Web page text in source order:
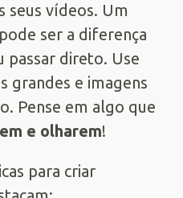
seus vídeos. Um
ser a diferença
passar direto. Use
grandes e imagens
Pense em algo que
e olharem!
para criar